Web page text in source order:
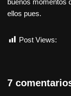
ellos pues.
Post Views:
7